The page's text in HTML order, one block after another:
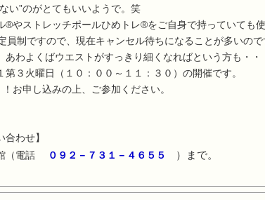
い”のがとてもいいようで。笑
®やストレッチポールひめトレ®をご自身で持っていても
員制ですので、現在キャンセル待ちになることが多いの
あわよくばウエストがすっきり細くなればという方も・
第３火曜日（１０：００～１１：３０）の開催です。
お申し込みの上、ご参加ください。
合わせ】
（電話
０９２－７３１－４６５５ ）まで。